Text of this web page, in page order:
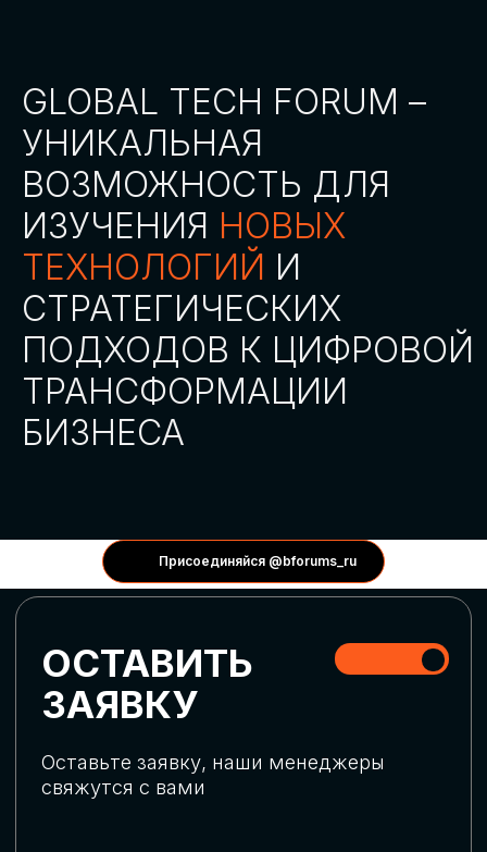
Присоединяйся @bforums_ru
АККРЕДИТАЦИЯ
СМИ
СКАЧАТЬ ПРОГРАММУ
СТАТЬ СПИКЕРОМ
СТАТЬ УЧАСТНИКОМ
ГЛОБАЛЬНАЯ
ЦИФРОВИЗАЦИЯ
актуальных трендов глобальной цифровой
трансформации. Узнаем о новых подходах
массовом использовании ИИ-
инструментов, обеспечении
ИСКУССТВЕННЫЙ